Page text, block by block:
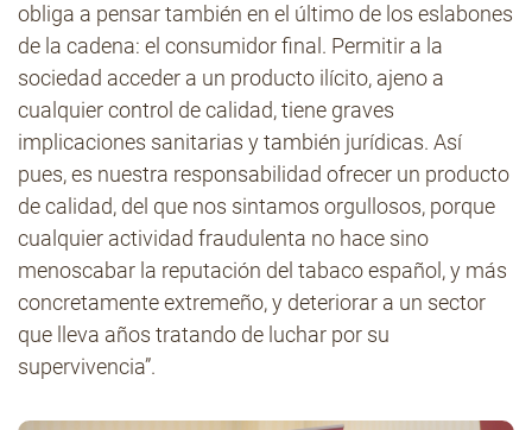
obliga a pensar también en el último de los eslabones
de la cadena: el consumidor final. Permitir a la
sociedad acceder a un producto ilícito, ajeno a
cualquier control de calidad, tiene graves
implicaciones sanitarias y también jurídicas. Así
pues, es nuestra responsabilidad ofrecer un producto
de calidad, del que nos sintamos orgullosos, porque
cualquier actividad fraudulenta no hace sino
menoscabar la reputación del tabaco español, y más
concretamente extremeño, y deteriorar a un sector
que lleva años tratando de luchar por su
supervivencia”.